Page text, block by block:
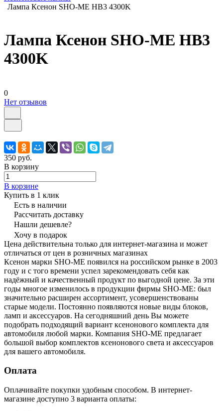
Лампа Ксенон SHO-ME HB3 4300K
Лампа Ксенон SHO-ME HB3
4300K
0
Нет отзывов
350 руб.
В корзину
В корзине
Купить в 1 клик
Есть в наличии
Рассчитать доставку
Нашли дешевле?
Хочу в подарок
Цена действительна только для интернет-магазина и может
отличаться от цен в розничных магазинах
Ксенон марки SHO-ME появился на российском рынке в 2003
году и с того времени успел зарекомендовать себя как
надёжный и качественный продукт по выгодной цене. За эти
годы многое изменилось в продукции фирмы SHO-ME: был
значительно расширен ассортимент, усовершенствованы
старые модели. Постоянно появляются новые виды блоков,
ламп и аксессуаров. На сегодняшний день Вы можете
подобрать подходящий вариант ксенонового комплекта для
автомобиля любой марки. Компания SHO-ME предлагает
большой выбор комплектов ксенонового света и аксессуаров
для вашего автомобиля.
Оплата
Оплачивайте покупки удобным способом. В интернет-
магазине доступно 3 варианта оплаты: